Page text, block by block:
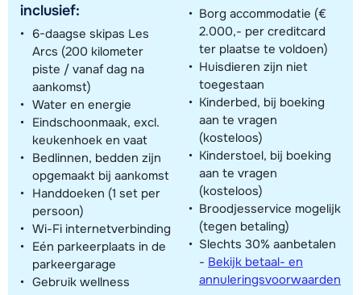
inclusief:
6-daagse skipas Les
Arcs (200 kilometer
piste / vanaf dag na
aankomst)
Water en energie
Eindschoonmaak, excl.
keukenhoek en vaat
Bedlinnen, bedden zijn
opgemaakt bij aankomst
Handdoeken (1 set per
persoon)
Wi-Fi internetverbinding
Eén parkeerplaats in de
parkeergarage
Gebruik wellness
Borg accommodatie (€
2.000,- per creditcard
ter plaatse te voldoen)
Huisdieren zijn niet
toegestaan
Kinderbed, bij boeking
aan te vragen
(kosteloos)
Kinderstoel, bij boeking
aan te vragen
(kosteloos)
Broodjesservice mogelijk
(tegen betaling)
Slechts 30% aanbetalen
- Bekijk betaal- en
annuleringsvoorwaarden